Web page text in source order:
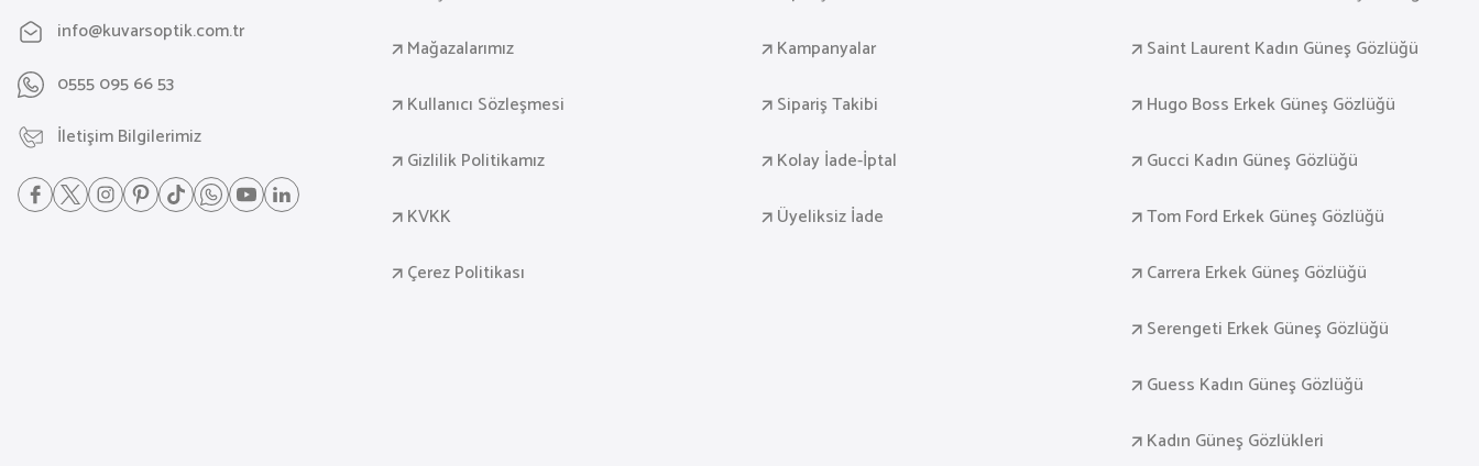
info@kuvarsoptik.com.tr
0555 095 66 53
İletişim Bilgilerimiz
Mağazalarımız
Kullanıcı Sözleşmesi
Gizlilik Politikamız
KVKK
Çerez Politikası
Kampanyalar
Sipariş Takibi
Kolay İade-İptal
Üyeliksiz İade
Saint Laurent Kadın Güneş Gözlüğü
Hugo Boss Erkek Güneş Gözlüğü
Gucci Kadın Güneş Gözlüğü
Tom Ford Erkek Güneş Gözlüğü
Carrera Erkek Güneş Gözlüğü
Serengeti Erkek Güneş Gözlüğü
Guess Kadın Güneş Gözlüğü
Kadın Güneş Gözlükleri